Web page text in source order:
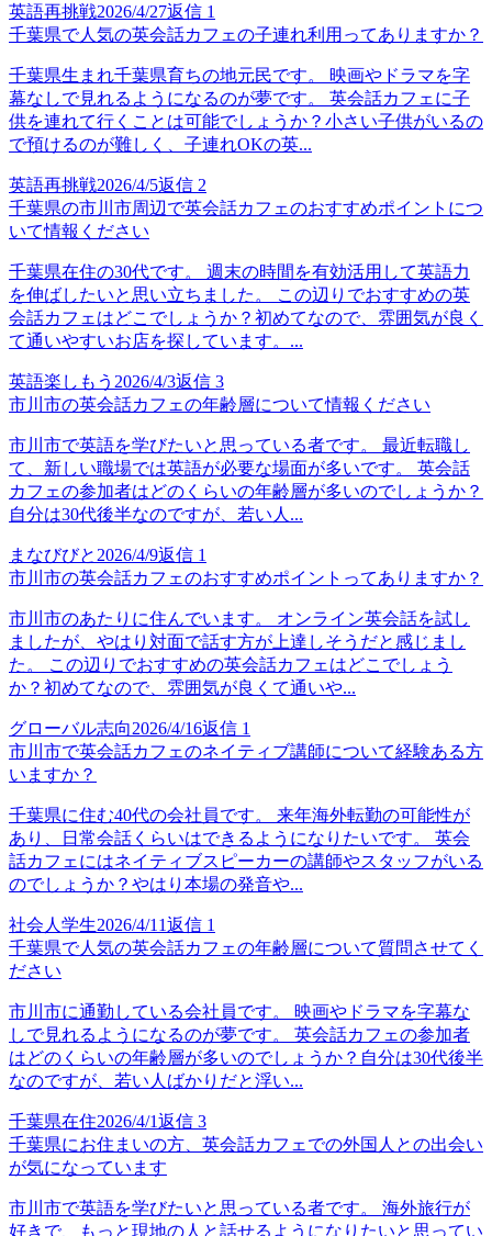
英語再挑戦2026/4/27返信 1
千葉県で人気の英会話カフェの子連れ利用ってありますか？
千葉県生まれ千葉県育ちの地元民です。 映画やドラマを字
幕なしで見れるようになるのが夢です。 英会話カフェに子
供を連れて行くことは可能でしょうか？小さい子供がいるの
で預けるのが難しく、子連れOKの英...
英語再挑戦2026/4/5返信 2
千葉県の市川市周辺で英会話カフェのおすすめポイントにつ
いて情報ください
千葉県在住の30代です。 週末の時間を有効活用して英語力
を伸ばしたいと思い立ちました。 この辺りでおすすめの英
会話カフェはどこでしょうか？初めてなので、雰囲気が良く
て通いやすいお店を探しています。...
英語楽しもう 2026/4/3返信 3
市川市の英会話カフェの年齢層について情報ください
市川市で英語を学びたいと思っている者です。 最近転職し
て、新しい職場では英語が必要な場面が多いです。 英会話
カフェの参加者はどのくらいの年齢層が多いのでしょうか？
自分は30代後半なのですが、若い人...
まなびびと 2026/4/9返信 1
市川市の英会話カフェのおすすめポイントってありますか？
市川市のあたりに住んでいます。 オンライン英会話を試し
ましたが、やはり対面で話す方が上達しそうだと感じまし
た。 この辺りでおすすめの英会話カフェはどこでしょう
か？初めてなので、雰囲気が良くて通いや...
グローバル志向2026/4/16返信 1
市川市で英会話カフェのネイティブ講師について経験ある方
いますか？
千葉県に住む40代の会社員です。 来年海外転勤の可能性が
あり、日常会話くらいはできるようになりたいです。 英会
話カフェにはネイティブスピーカーの講師やスタッフがいる
のでしょうか？やはり本場の発音や...
社会人学生2026/4/11返信 1
千葉県で人気の英会話カフェの年齢層について質問させてく
ださい
市川市に通勤している会社員です。 映画やドラマを字幕な
しで見れるようになるのが夢です。 英会話カフェの参加者
はどのくらいの年齢層が多いのでしょうか？自分は30代後半
なのですが、若い人ばかりだと浮い...
千葉県在住2026/4/1返信 3
千葉県にお住まいの方、英会話カフェでの外国人との出会い
が気になっています
市川市で英語を学びたいと思っている者です。 海外旅行が
好きで、もっと現地の人と話せるようになりたいと思ってい